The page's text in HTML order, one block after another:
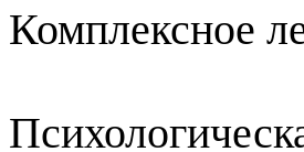
Комплексное